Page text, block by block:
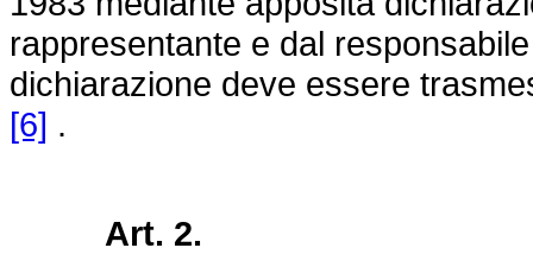
rappresentante e dal
dichiarazione deve essere
[6] .
Art. 2.